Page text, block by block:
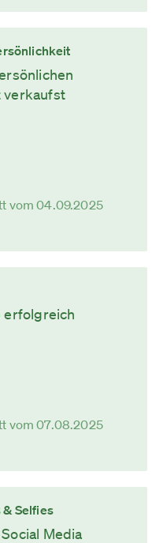
verkaufst
vom 04.09.2025
erfolgreich
vom 07.08.2025
Selfies
Media